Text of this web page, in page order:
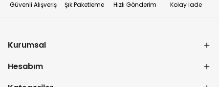
Güvenli Alışveriş Şık Paketleme Hızlı Gönderim Kolay İade
Kurumsal
Hesabım